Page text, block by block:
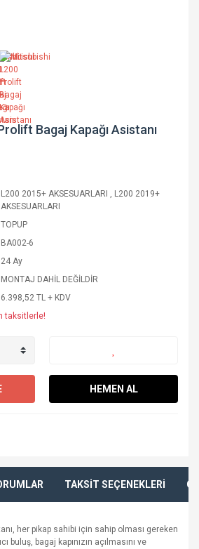
Bagaj Kapağı Asistanı
L200 2015+ AKSESUARLARI , L200 2019+
AKSESUARLARI
TOPUP
BA002-6
24 Ay
MONTAJ DAHİL DEĞİLDİR
6.398,52 TL + KDV
taksitlerle!
HEMEN AL
TAKSİT SEÇENEKLERİ
her pikap sahibi için sahip olması gereken
buluş, bagaj kapınızın açılmasını ve